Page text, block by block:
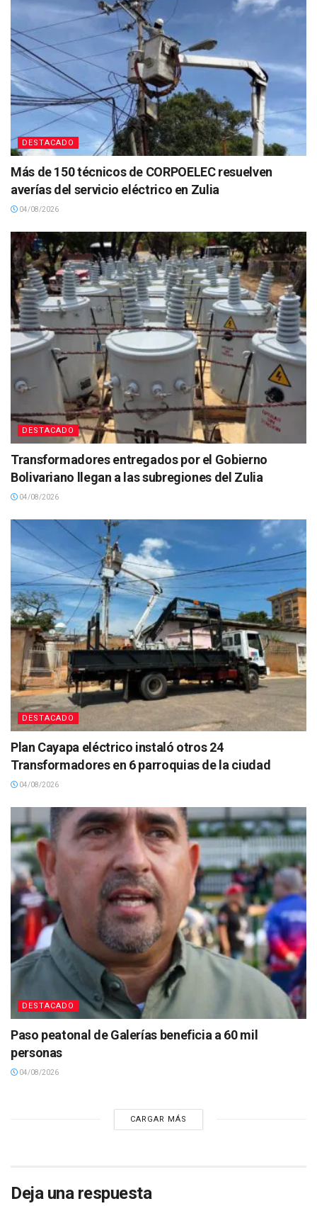
DESTACADO
Más de 150 técnicos de CORPOELEC resuelven
averías del servicio eléctrico en Zulia
04/08/2026
DESTACADO
Transformadores entregados por el Gobierno
Bolivariano llegan a las subregiones del Zulia
04/08/2026
DESTACADO
Plan Cayapa eléctrico instaló otros 24
Transformadores en 6 parroquias de la ciudad
04/08/2026
DESTACADO
Paso peatonal de Galerías beneficia a 60 mil
personas
04/08/2026
CARGAR MÁS
Deja una respuesta